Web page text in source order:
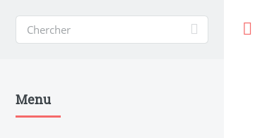
Menu